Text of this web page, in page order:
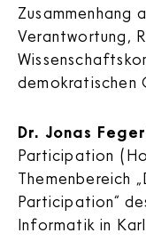
Zusammenhang
Verantwortung,
demokratischen
Dr. Jonas
Participation
Themenbereich
Participation“
Informatik in